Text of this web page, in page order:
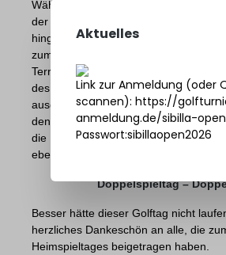
Während am Nachmittag bereits
der deutschen
hingefiebert wurde und sich die ersten
zum Public Viewing versammelten,
Terrasse gespannt auf die letzten
des Spieltags. Dann stand fest, der
ausgezahlt. Wir konnten mit einer
den Tagessieg erringen. Doch damit
die Herrenmannschaft spielte groß auf
ebenfalls den Tagessieg.
Doppelspieltag –
Besser hätte dieser Golftag nicht
herzliches Dankeschön an alle, die
Heimspieltages beigetragen haben.
Aktuelles
Link zur Anmeldung (oder
scannen): https://
anmeldung.de/sibilla-open
Passwort:sibillaopen2026